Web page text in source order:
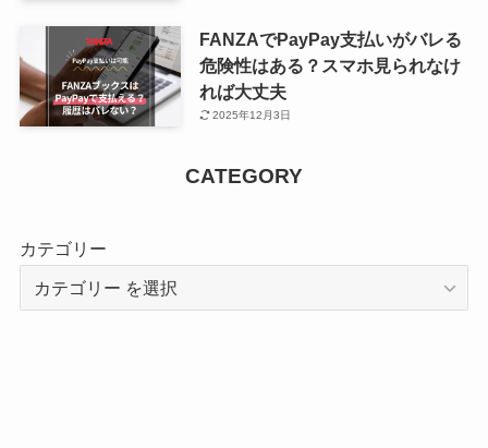
FANZAでPayPay支払いがバレる
危険性はある？スマホ見られなけ
れば大丈夫
2025年12月3日
CATEGORY
カテゴリー